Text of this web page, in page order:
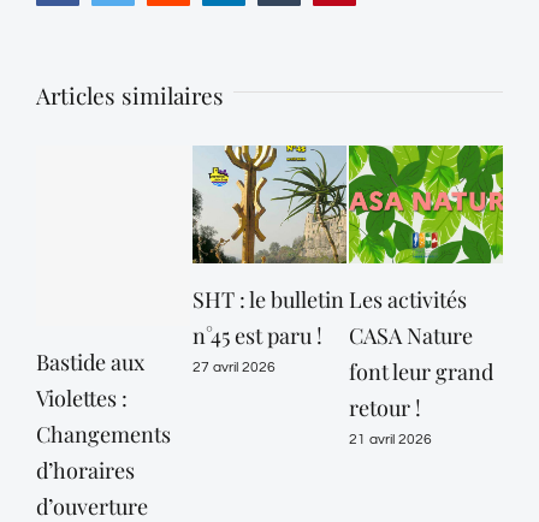
Articles similaires
Bastide aux
Violettes :
Changements
d’horaires
d’ouverture
SHT : le bulletin
n°45 est paru !
27 avril 2026
Les activités
CASA Nature
font leur grand
retour !
21 avril 2026